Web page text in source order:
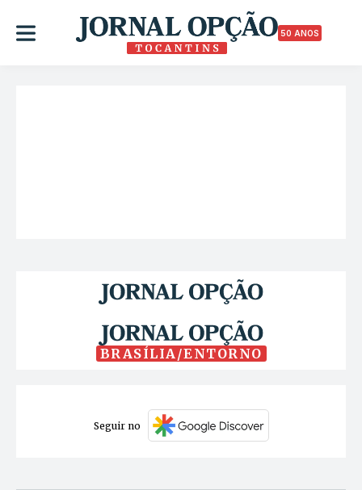
50 ANOS
BRASÍLIA/ENTORNO
Seguir no